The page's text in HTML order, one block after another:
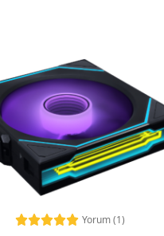
Yorum (1)